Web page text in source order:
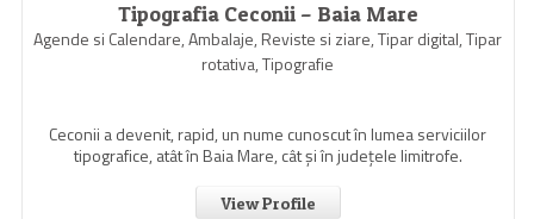
Tipografia Ceconii – Baia Mare
Agende si Calendare, Ambalaje, Reviste si ziare, Tipar digital, Tipar
rotativa, Tipografie
Ceconii a devenit, rapid, un nume cunoscut în lumea serviciilor
tipografice, atât în Baia Mare, cât şi în judeţele limitrofe.
View Profile